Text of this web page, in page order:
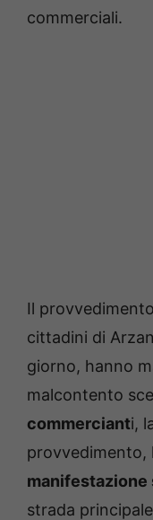
commerciali.
Il provvedimento
cittadini di
giorno, hanno
malcontento
commercianti,
provvedimento,
manifestazione
strada